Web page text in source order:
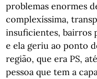
problemas enormes
complexíssima,
insuficientes, bairros
e ela geriu ao ponto
região, que era PS,
pessoa que tem a